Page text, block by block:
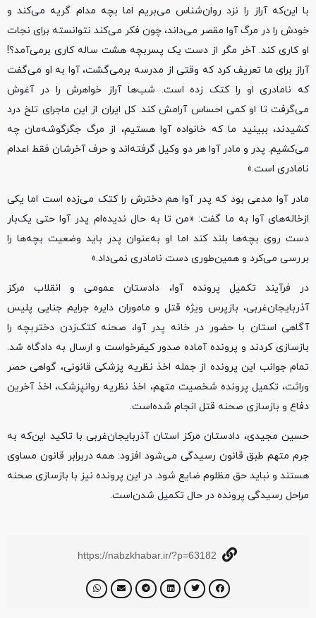
با این‌که آراز را نزد روان‌شناس می‌بریم اما بچه مدام گریه می‌کند و
خودش را در مرگ آوا مقصر می‌داند، چون فکر می‌کند نتوانسته برای نجات
او کاری ‌کند. آخر مگر از دست یک پسربچه هشت ساله کاری برمی‌آمد؟!
آراز برای ما تعریف‌ کرد که وقتی از مدرسه برمی‌گشت، آوا به او می‌گفت
که نامادری او را کتک زده است. شب‌ها آراز خواهرش را در آغوش
می‌گرفت تا او کمی احساس آرامش ‌کند. کل ایران از این ماجرای تلخ درد
کشیدند، ببینید ما که خانواده آوا هستیم، از مرگ جگرگوشه‌مان چه
می‌کشیم. پدر و مادر آوا هر دو وکیل گرفته‌اند و حرف آخرشان فقط اعدام
نامادری است.»
مادر آوا مدعی بود که پدر آوا هم دخترش را کتک می‌زده است اما یکی
ازخاله‌های آوا به ما گفت‌: «من تا به حال ندیده‌ام پدر آوا حتی یک‌بار
دست روی بچه‌ها بلند کند اما او به‌عنوان پدر باید وضعیت بچه‌ها را
بررسی می‌کرد و همین‌طوری دست نامادری نمی‌داد.‌»
در فرآیند تکمیل پرونده آوا، دادستان عمومی و انقلاب مرکز
آذربایجان‌غربی، بازپرس ویژه قتل و ماموران دایره جرایم جنایی پلیس
آگاهی استان با حضور در خانه پدر آوا، صحنه کتک‌زدن دختر‌بچه را
بازسازی کردند و پرونده آماده صدور کیفرخواست و ارسال به دادگاه شد.
تمام جوانب این پرونده از جمله اخذ نظریه پزشکی قانونی، گواهی حصر
وراثت، تکمیل پرونده شخصیت متهم، اخذ نظریه روانپزشک، اخذ آخرین
دفاع و بازسازی صحنه قتل انجام شده‌است.
حسین مجیدی، دادستان مرکز استان آذربایجان‌غربی با تاکید این‌که به
جرم متهم طبق قانون رسیدگی می‌شود افزود: همه در‌برابر قانون مساوی
هستند و نباید حق مظلوم ضایع شود. در این پرونده نیز با بازسازی صحنه
مراحل رسیدگی پرونده در حال تکمیل شدن‌است.
https://nabzkhabar.ir/?p=63182